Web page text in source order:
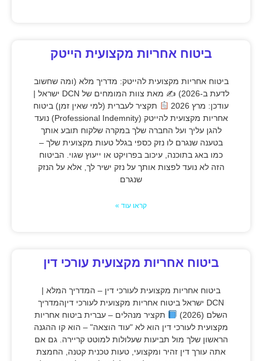
ביטוח אחריות מקצועית הייטק
ביטוח אחריות מקצועית להייטק: מדריך מלא (ומה שחשוב
לדעת ב-2026) ✍
מאת צוות המומחים של DCN ישראל |
עודכן: מרץ 2026
תקציר לעברית (למי שאין זמן) ביטוח
אחריות מקצועית להייטק (Professional Indemnity) נועד
להגן עליך ועל החברה שלך במקרה שלקוח תובע אותך
בטענה שנגרם לו נזק כספי בגלל טעות מקצועית שלך –
כמו באג בתוכנה, עיכוב בפרויקט או ייעוץ שגוי. הביטוח
הזה לא נועד לפצות אותך על נזק ישיר לך, אלא על הנזק
שנגרם
קראו עוד »
ביטוח אחריות מקצועית עורכי דין
ביטוח אחריות מקצועית לעורכי דין – המדריך המלא |
DCN ישראל ביטוח אחריות מקצועית לעורכי דיןהמדריך
השלם (2026)
תקציר מנהלים – עברית ביטוח אחריות
מקצועית לעורכי דין הוא לא "עוד הוצאה" – הוא קו ההגנה
הראשון שלך מול תביעות שעלולות למוטט קריירה. גם אם
אתה עורך דין זהיר ומקצועי, טעות טכנית קטנה, החמצת